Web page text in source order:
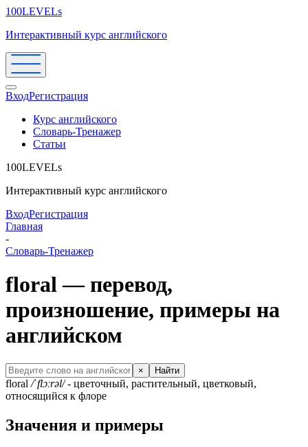
100LEVELs
Интерактивный курс английского
ВходРегистрация
Курс английского
Словарь-Тренажер
Статьи
100LEVELs
Интерактивный курс английского
ВходРегистрация
Главная
-
Словарь-Тренажер
floral — перевод,
произношение, примеры на
английском
× Найти
floral /ˈflɔːrəl/- цветочный, растительный, цветковый,
относящийся к флоре
Значения и примеры